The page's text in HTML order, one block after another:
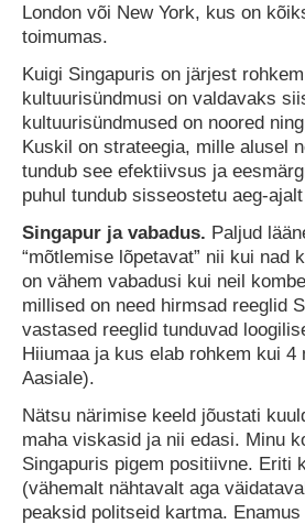
London või New York, kus on
toimumas.
Kuigi Singapuris on järjest
kultuurisündmusi on valdavaks
kultuurisündmused on noored
Kuskil on strateegia, mille alusel
tundub see efektiivsus ja
puhul tundub sisseostetu aeg-
Singapur ja vabadus. Paljud
“mõtlemise lõpetavat” nii kui nad
on vähem vabadusi kui neil
millised on need hirmsad reeglid
vastased reeglid tunduvad
Hiiumaa ja kus elab rohkem kui
Aasiale).
Nätsu närimise keeld jõustati
maha viskasid ja nii edasi. Minu
Singapuris pigem positiivne. Eriti
(vähemalt nähtavalt aga
peaksid politseid kartma.